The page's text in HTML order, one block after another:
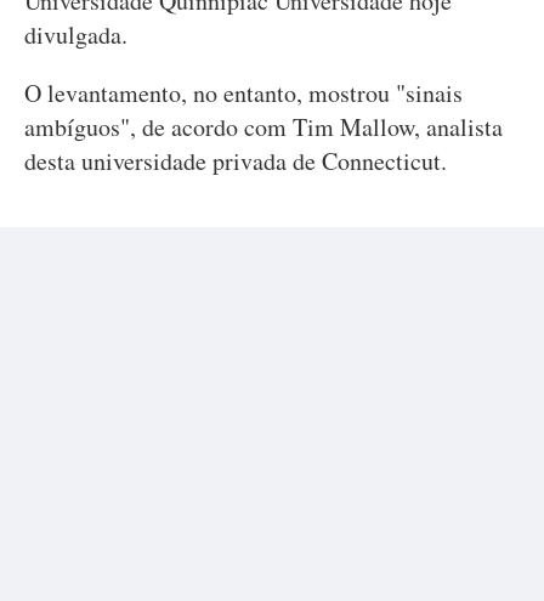
divulgada.
O levantamento, no entanto, mostrou "sinais
ambíguos", de acordo com Tim Mallow, analista
desta universidade privada de Connecticut.